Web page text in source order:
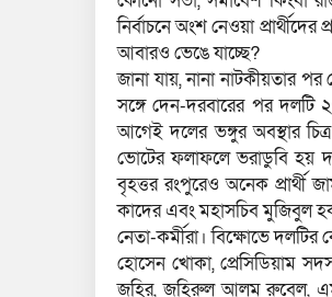
নির্বাচনে অংশ নেওয়া
আবারও ভেঙে যাচ্ছে?
জানা যায়, নানা নাটকীয়তার
সঙ্গে দেন-দরবারের পর দলটি
আগেই দলের ভঙ্গুর অবস্থার
ভোটের ফলাফলে ভরাডুবি হয়
বৃহত্তর রংপুরেও অনেক প্রার্থী
কাদের এবং মহাসচিব মুজিবুল হক
নেতা-কর্মীরা। বিক্ষোভে
হোসেন খোকা, প্রেসিডিয়াম
জহির, জহিরুল আলম রুবেল,